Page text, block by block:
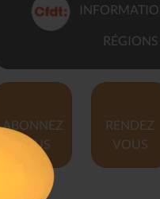
RÉGIONS
ABONNEZ
VOUS
RENDEZ
VOUS